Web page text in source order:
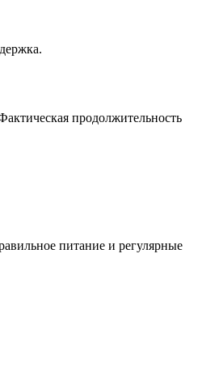
продолжительность
питание и регулярные